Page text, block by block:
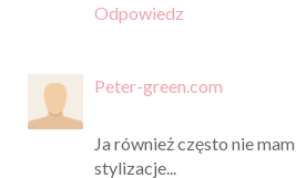
Odpowiedz
Peter-green.com
Ja również często nie
stylizacje...